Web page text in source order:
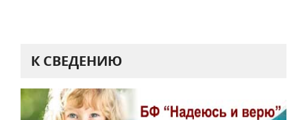
К СВЕДЕНИЮ